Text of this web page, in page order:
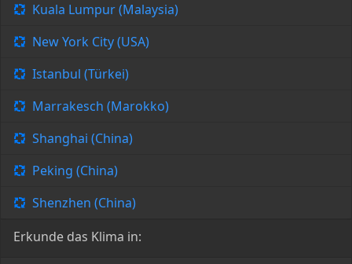
Kuala Lumpur (Malaysia)
New York City (USA)
Istanbul (Türkei)
Marrakesch (Marokko)
Shanghai (China)
Peking (China)
Shenzhen (China)
Erkunde das Klima in: